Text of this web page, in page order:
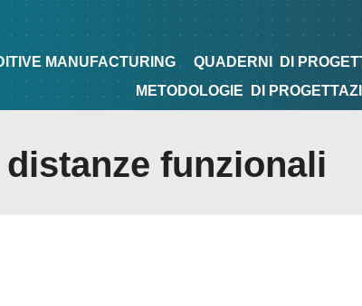
DI PROGETTAZIONE TIPS&TRICKS
MANUFACTURING QUADERNI DI
METODOLOGIE
DI
funzionali